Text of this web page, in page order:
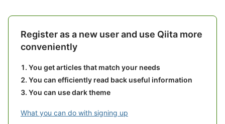
Register as a new user and use Qiita more
conveniently
You get articles that match your needs
You can efficiently read back useful information
You can use dark theme
What you can do with signing up